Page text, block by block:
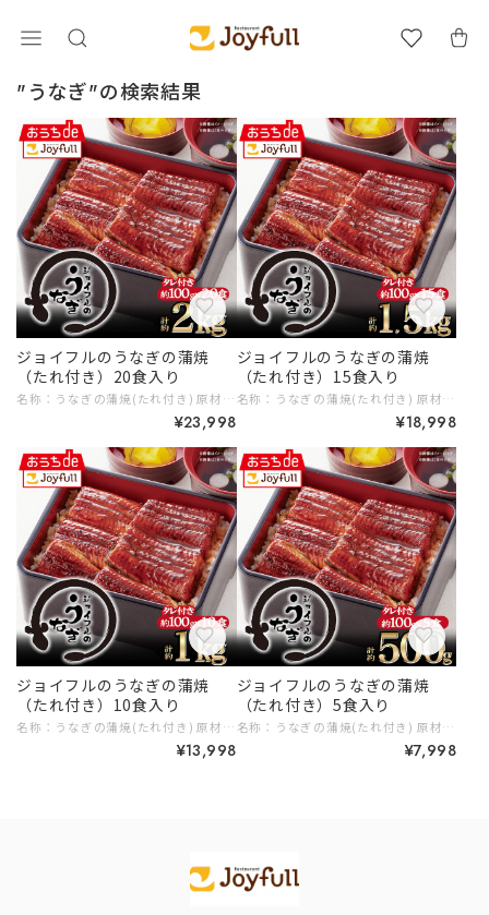
"うなぎ"の検索結果
ジョイフルのうなぎの蒲焼
（たれ付き）20食入り
名称：うなぎの蒲焼(たれ付き) 原材料名：【うなぎ蒲焼 うなぎ (中国産)、 しょうゆ、砂糖混合異性化 液糖、発酵調味料、水飴、砂糖、うなぎエキス/酒精、増粘剤(加工デン プン、増粘多糖類)、調味料(アミノ酸等)、着色料(アナトー、 カラメ ル)、(一部に小麦・大豆を含む) 【別添たれ】 水飴、しょうゆ、砂糖、 みりん風調味料 しょうゆ加工品、醸造酢、 蒲焼風味エキス、 魚醤、 オイ スターソース、りんごペースト/調味料(アミノ酸等)、増粘剤(加工デ ンプン、キサンタン)、着色料(カラメル)、甘味料(ステビア、 甘草)、 (一部に小麦・大豆・りんごを含む) 内容量：2400g〔うなぎ蒲焼100g×20、 別添たれ20g×20) 賞味期限：賞味期限は少なくとも約2ヶ月以上となっております。 保存方法 ：-18°C以下で保存してください。 凍結前加熱の有無：加熱してありません。 加熱調理の必要性：加熱してお召し上がりください。 ■原産国名：中国(うなぎ蒲焼) 販売者：株式会社ジョイフル 大分県大分市三川新町1-1-45 (うなぎ蒲焼) 輸入者：Umios株式会社 東京都港区高輪二丁目21番2号 (添付たれ)製造所：株式会社ジョイフル 熊本工場 熊本県菊池市 0445-4 # ギフトに # 10,000円以上 # ご家族みんなで 【名称】 ジョイフルのうなぎの蒲焼（たれ付き） 【原材料名】 うなぎ蒲焼（うなぎ (中国産)、しょうゆ、砂糖混合異性化液糖、発酵調味料、水飴、砂糖、うなぎエキス/酒精、増粘剤(加工デンプン、増粘多糖類)、調味料(アミノ酸等)、着色料(アナトー、カラメル)、(一部に小麦・大豆を含む)） 【別添たれ】水飴、しょうゆ、砂糖、みりん風調味料、しょうゆ加工品、醸造酢、蒲焼風味エキス、魚醤、オイスターソース、りんごペースト/調味料(アミノ酸等)、増粘剤(加工デンプン、キサンタン)、着色料(カラメル)、甘味料(ステビア、甘草)、(一部に小麦・大豆・りんごを含む) 【内容量】 2400g（うなぎ蒲焼100g×20、別添たれ20g×20） 【賞味期限】 賞味期限は少なくとも約2ヶ月以上となっております。 【保存方法】 -18°C以下で保存してください。 【凍結前加熱の有無】 加熱してありません。 【加熱調理の必要性】 加熱してお召し上がりください。 ■原産国名 中国（うなぎ蒲焼） ■販売者 株式会社ジョイフル 大分県大分市三川新町1-1-45 ■輸入者 Umios株式会社 東京都港区高輪二丁目21番2号 ■製造所 株式会社ジョイフル 熊本工場 熊本県菊池市 0445-4 # ご家族みんなで # ギフトに # 10,000円以上 じっくり炭火で焼き上げたジョイフルのうなぎの蒲焼は、ふっくらとした食感と風味豊かなタレが絶妙に絡み合い、一口でその美味しさを実感できます！家族皆で楽しむ食卓の一品として、また特別な日の贈り物としても最適な逸品です。たっぷり20食入りで、贅沢な食事をいつでもお楽しみいただけます。ぜひ、お試しください！
¥23,998
ジョイフルのうなぎの蒲焼
（たれ付き）15食入り
名称：うなぎの蒲焼(たれ付き) 原材料名：【うなぎ蒲焼 うなぎ (中国産)、 しょうゆ、砂糖混合異性化 液糖、発酵調味料、水飴、砂糖、うなぎエキス/酒精、増粘剤(加工デン プン、増粘多糖類)、調味料(アミノ酸等)、着色料(アナトー、 カラメ ル)、(一部に小麦・大豆を含む) 【別添たれ】 水飴、しょうゆ、砂糖、 みりん風調味料 しょうゆ加工品、醸造酢、 蒲焼風味エキス、 魚醤、 オイ スターソース、りんごペースト/調味料(アミノ酸等)、増粘剤(加工デ ンプン、キサンタン)、着色料(カラメル)、甘味料(ステビア、 甘草)、 (一部に小麦・大豆・りんごを含む) 内容量：1800g〔うなぎ蒲焼100g×15、 別添たれ20g×15) 賞味期限：賞味期限は少なくとも約2ヶ月以上となっております。 保存方法 ：-18°C以下で保存してください。 凍結前加熱の有無：加熱してありません。 加熱調理の必要性：加熱してお召し上がりください。 ■原産国名：中国(うなぎ蒲焼) 販売者：株式会社ジョイフル 大分県大分市三川新町1-1-45 (うなぎ蒲焼) 輸入者：Umios株式会社 東京都港区高輪二丁目21番2号 (添付たれ)製造所：株式会社ジョイフル 熊本工場 熊本県菊池市 0445-4 # ギフトに # 10,000円以上 # ご家族みんなで
¥18,998
ジョイフルのうなぎの蒲焼
（たれ付き）10食入り
名称：うなぎの蒲焼(たれ付き) 原材料名：【うなぎ蒲焼 うなぎ (中国産)、 しょうゆ、砂糖混合異性化 液糖、発酵調味料、水飴、砂糖、うなぎエキス/酒精、増粘剤(加工デン プン、増粘多糖類)、調味料(アミノ酸等)、着色料(アナトー、 カラメ ル)、(一部に小麦・大豆を含む) 【別添たれ】 水飴、しょうゆ、砂糖、 みりん風調味料 しょうゆ加工品、醸造酢、 蒲焼風味エキス、 魚醤、 オイ スターソース、りんごペースト/調味料(アミノ酸等)、増粘剤(加工デ ンプン、キサンタン)、着色料(カラメル)、甘味料(ステビア、 甘草)、 (一部に小麦・大豆・りんごを含む) 内容量：1200g〔うなぎ蒲焼100g×10、 別添たれ20g×10) 賞味期限：賞味期限は少なくとも約2ヶ月以上となっております。 保存方法 ：-18°C以下で保存してください。 凍結前加熱の有無：加熱してありません。 加熱調理の必要性：加熱してお召し上がりください。 ■原産国名：中国(うなぎ蒲焼) 販売者：株式会社ジョイフル 大分県大分市三川新町1-1-45 (うなぎ蒲焼) 輸入者：Umios株式会社 東京都港区高輪二丁目21番2号 (添付たれ)製造所：株式会社ジョイフル 熊本工場 熊本県菊池市 0445-4 # 10,000円以上 # ギフトに # ご家族みんなで
¥13,998
ジョイフルのうなぎの蒲焼
（たれ付き）5食入り
名称：うなぎの蒲焼(たれ付き) 原材料名：【うなぎ蒲焼 うなぎ (中国産)、 しょうゆ、砂糖混合異性化 液糖、発酵調味料、水飴、砂糖、うなぎエキス/酒精、増粘剤(加工デン プン、増粘多糖類)、調味料(アミノ酸等)、着色料(アナトー、 カラメ ル)、(一部に小麦・大豆を含む) 【別添たれ】 水飴、しょうゆ、砂糖、 みりん風調味料 しょうゆ加工品、醸造酢、 蒲焼風味エキス、 魚醤、 オイ スターソース、りんごペースト/調味料(アミノ酸等)、増粘剤(加工デ ンプン、キサンタン)、着色料(カラメル)、甘味料(ステビア、 甘草)、 (一部に小麦・大豆・りんごを含む) 内容量：600g〔うなぎ蒲焼100g×5、 別添たれ20g×5) 賞味期限：賞味期限は少なくとも約2ヶ月以上となっております。 保存方法 ：-18°C以下で保存してください。 凍結前加熱の有無：加熱してありません。 加熱調理の必要性：加熱してお召し上がりください。 ■原産国名：中国(うなぎ蒲焼) 販売者：株式会社ジョイフル 大分県大分市三川新町1-1-45 (うなぎ蒲焼) 輸入者：Umios株式会社 東京都港区高輪二丁目21番2号 (添付たれ)製造所：株式会社ジョイフル 熊本工場 熊本県菊池市 0445-4 # ギフトに # 5,000円～7,999円
¥7,998